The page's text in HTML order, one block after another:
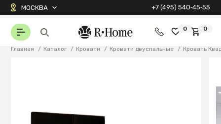
МОСКВА +7 (495) 540‑45‑55
0 0
Главная / Каталог / Кровати / Кровати двуспальные / Кровать